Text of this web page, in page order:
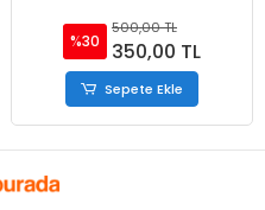
%30
500,00 TL
350,00 TL
Sepete Ekle